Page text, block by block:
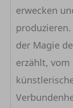
erwecken
produzieren.
der Magie
erzählt, vom